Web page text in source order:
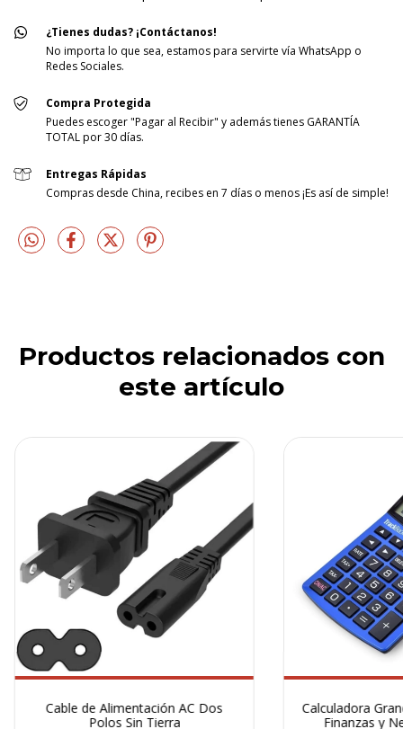
¿Tienes dudas? ¡Contáctanos!
No importa lo que sea, estamos para servirte vía WhatsApp o
Redes Sociales.
Compra Protegida
Puedes escoger "Pagar al Recibir" y además tienes GARANTÍA
TOTAL por 30 días.
Entregas Rápidas
Compras desde China, recibes en 7 días o menos ¡Es así de simple!
Productos relacionados con
este artículo
Cable de Alimentación AC Dos
Polos Sin Tierra
Calculadora
Finanzas y